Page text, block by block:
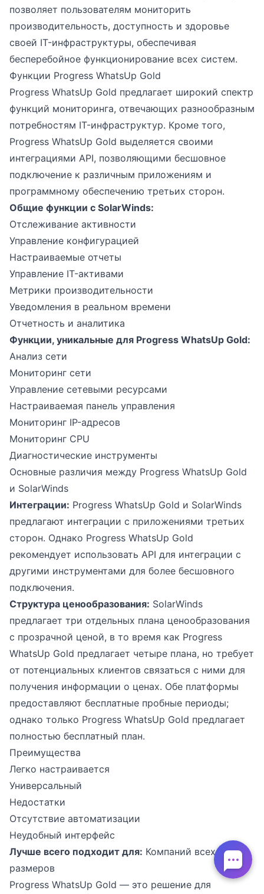
позволяет пользователям мониторить
производительность, доступность и здоровье
своей IT-инфраструктуры, обеспечивая
бесперебойное функционирование всех систем.
Функции Progress WhatsUp Gold
Progress WhatsUp Gold предлагает широкий спектр
функций мониторинга, отвечающих разнообразным
потребностям IT-инфраструктур. Кроме того,
Progress WhatsUp Gold выделяется своими
интеграциями API, позволяющими бесшовное
подключение к различным приложениям и
программному обеспечению третьих сторон.
Общие функции с SolarWinds:
Отслеживание активности
Управление конфигурацией
Настраиваемые отчеты
Управление IT-активами
Метрики производительности
Уведомления в реальном времени
Отчетность и аналитика
Функции, уникальные для Progress WhatsUp Gold:
Анализ сети
Мониторинг сети
Управление сетевыми ресурсами
Настраиваемая панель управления
Мониторинг IP-адресов
Мониторинг CPU
Диагностические инструменты
Основные различия между Progress WhatsUp Gold
и SolarWinds
Интеграции: Progress WhatsUp Gold и SolarWinds
предлагают интеграции с приложениями третьих
сторон. Однако Progress WhatsUp Gold
рекомендует использовать API для интеграции с
другими инструментами для более бесшовного
подключения.
Структура ценообразования: SolarWinds
предлагает три отдельных плана ценообразования
с прозрачной ценой, в то время как Progress
WhatsUp Gold предлагает четыре плана, но требует
от потенциальных клиентов связаться с ними для
получения информации о ценах. Обе платформы
предоставляют бесплатные пробные периоды;
однако только Progress WhatsUp Gold предлагает
полностью бесплатный план.
Преимущества
Легко настраивается
Универсальный
Недостатки
Отсутствие автоматизации
Неудобный интерфейс
Лучше всего подходит для: Компаний всех
размеров
Progress WhatsUp Gold — это решение для